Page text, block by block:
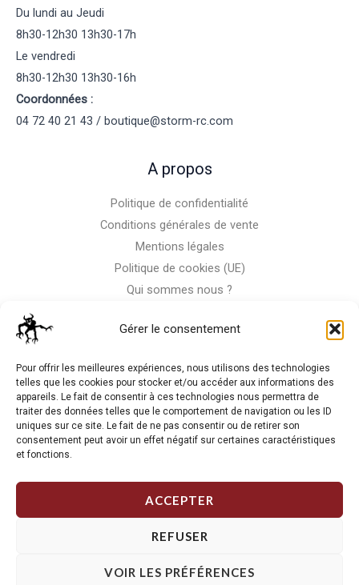
Gérer le consentement
Pour offrir les meilleures expériences, nous utilisons des technologies
telles que les cookies pour stocker et/ou accéder aux informations des
appareils. Le fait de consentir à ces technologies nous permettra de
traiter des données telles que le comportement de navigation ou les ID
uniques sur ce site. Le fait de ne pas consentir ou de retirer son
consentement peut avoir un effet négatif sur certaines caractéristiques
et fonctions.
ACCEPTER
REFUSER
VOIR LES PRÉFÉRENCES
Du lundi au Jeudi
8h30-12h30 13h30-17h
Le vendredi
8h30-12h30 13h30-16h
Coordonnées :
04 72 40 21 43 / boutique@storm-rc.com
A propos
Politique de confidentialité
Conditions générales de vente
Mentions légales
Politique de cookies (UE)
Qui sommes nous ?
La RC n'est pas notre seule passion, venez visiter notre shop
de motos
Copyright © 2026 Storm RC. Powered by Storm Team.